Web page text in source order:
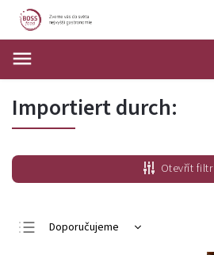
Importiert durch:
Otevřít filtr
Doporučujeme